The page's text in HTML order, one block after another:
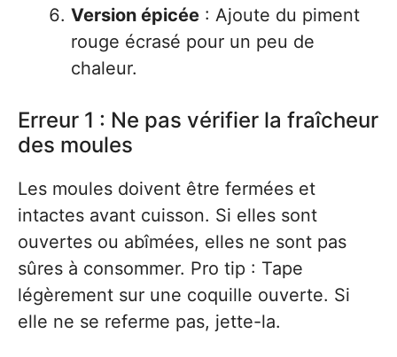
Version épicée : Ajoute du piment
rouge écrasé pour un peu de
chaleur.
Erreur 1 : Ne pas vérifier la fraîcheur
des moules
Les moules doivent être fermées et
intactes avant cuisson. Si elles sont
ouvertes ou abîmées, elles ne sont pas
sûres à consommer. Pro tip : Tape
légèrement sur une coquille ouverte. Si
elle ne se referme pas, jette-la.